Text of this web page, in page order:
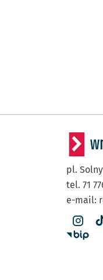
pl.
tel. 71
e-mail: